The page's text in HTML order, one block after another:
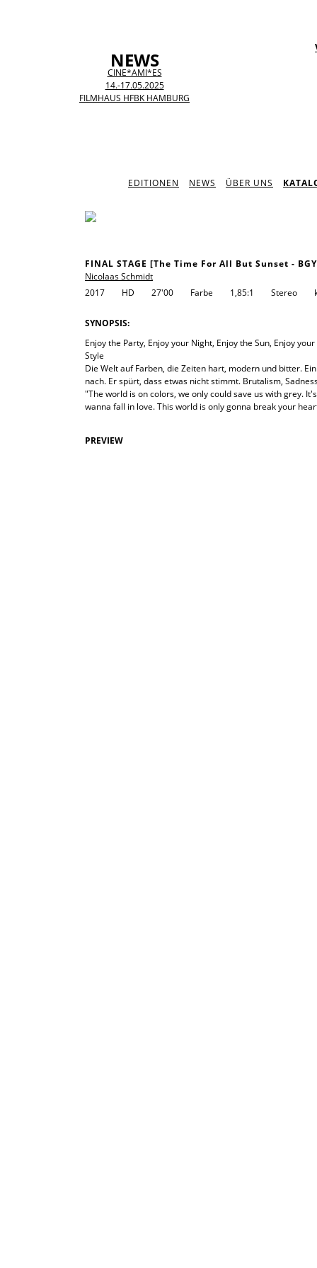
NEWS
CINE*AMI*ES
14.-17.05.2025
FILMHAUS HFBK HAMBURG
EDITIONEN NEWS ÜBER UNS
FINAL STAGE [The Time For All But Sunset -
Nicolaas Schmidt
2017
HD 27'00 Farbe 1,85:1 Stereo
SYNOPSIS:
Enjoy the Party, Enjoy your Night, Enjoy the Sun, Enjoy
Style
Die Welt auf Farben, die Zeiten hart, modern und bitter.
nach. Er spürt, dass etwas nicht stimmt. Brutalism,
"The world is on colors, we only could save us with grey.
wanna fall in love. This world is only gonna break your
PREVIEW